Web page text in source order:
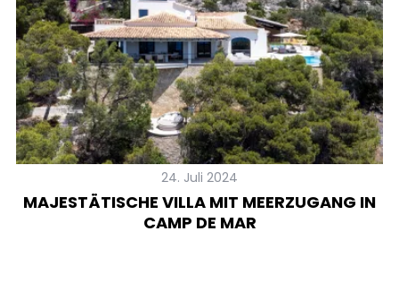
24. Juli 2024
MAJESTÄTISCHE VILLA MIT MEERZUGANG IN
CAMP DE MAR